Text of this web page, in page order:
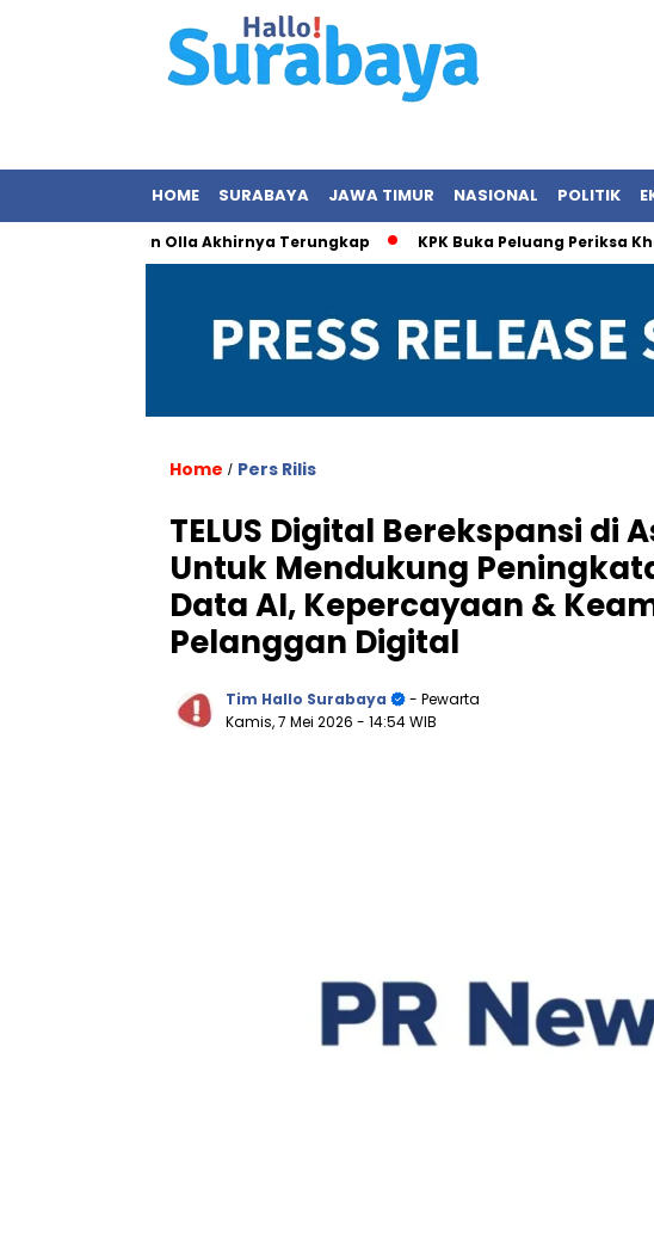
HOME SURABAYA JAWA TIMUR NASIONAL POLITIK
dengan Olla Akhirnya Terungkap KPK Buka Peluang Periksa
Home / Pers Rilis
TELUS Digital Berekspansi di
Untuk Mendukung
Data AI, Kepercayaan &
Pelanggan Digital
Tim Hallo Surabaya
- Pewarta
Kamis, 7 Mei 2026 - 14:54 WIB